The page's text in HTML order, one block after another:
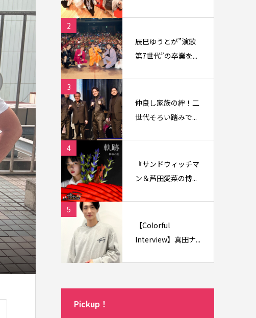
2
辰巳ゆうとが”演歌
第7世代”の卒業を...
3
仲良し家族の絆！二
世代そろい踏みで...
4
『サンドウィッチマ
ン＆芦田愛菜の博...
5
【Colorful
Interview】真田ナ...
Pickup！